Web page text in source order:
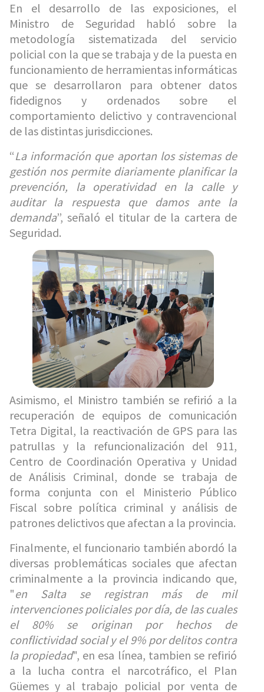
En el desarrollo de las exposiciones, el
Ministro de Seguridad habló sobre la
metodología sistematizada del servicio
policial con la que se trabaja y de la puesta en
funcionamiento de herramientas informáticas
que se desarrollaron para obtener datos
fidedignos y ordenados sobre el
comportamiento delictivo y contravencional
de las distintas jurisdicciones.
“La información que aportan los sistemas de
gestión nos permite diariamente planificar la
prevención, la operatividad en la calle y
auditar la respuesta que damos ante la
demanda”, señaló el titular de la cartera de
Seguridad.
Asimismo, el Ministro también se refirió a la
recuperación de equipos de comunicación
Tetra Digital, la reactivación de GPS para las
patrullas y la refuncionalización del 911,
Centro de Coordinación Operativa y Unidad
de Análisis Criminal, donde se trabaja de
forma conjunta con el Ministerio Público
Fiscal sobre política criminal y análisis de
patrones delictivos que afectan a la provincia.
Finalmente, el funcionario también abordó la
diversas problemáticas sociales que afectan
criminalmente a la provincia indicando que,
"en Salta se registran más de mil
intervenciones policiales por día, de las cuales
el 80% se originan por hechos de
conflictividad social y el 9% por delitos contra
la propiedad", en esa línea, tambien se refirió
a la lucha contra el narcotráfico, el Plan
Güemes y al trabajo policial por venta de